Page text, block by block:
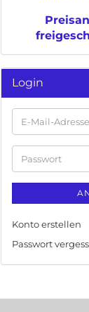
Login
E-
Mail-
Adresse
Passwort
Konto erstellen
Passwort